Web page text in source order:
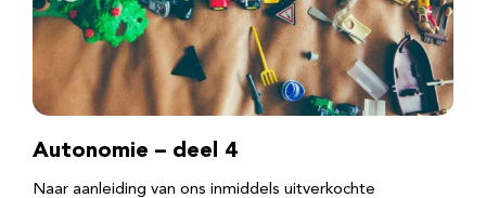
Autonomie – deel 4
Naar aanleiding van ons inmiddels uitverkochte